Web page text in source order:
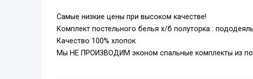
Самые низкие цены при высоком качестве!
Комплект постельного белья х/б полуторка :
Качество 100% хлопок
Мы НЕ ПРОИЗВОДИМ эконом спальные комплекты из